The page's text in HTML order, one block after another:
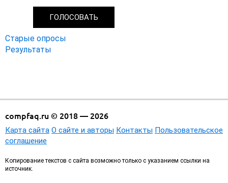
Старые опросы
Результаты
compfaq.ru © 2018 — 2026
Карта сайта О сайте и авторы Контакты Пользовательское
соглашение
Копирование текстов с сайта возможно только с указанием ссылки на
источник.